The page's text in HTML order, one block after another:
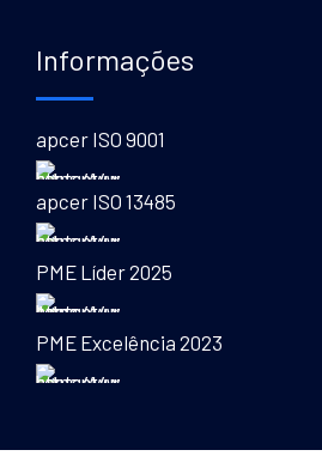
Informações
apcer ISO 9001
apcer ISO 13485
PME Líder 2025
PME Excelência 2023